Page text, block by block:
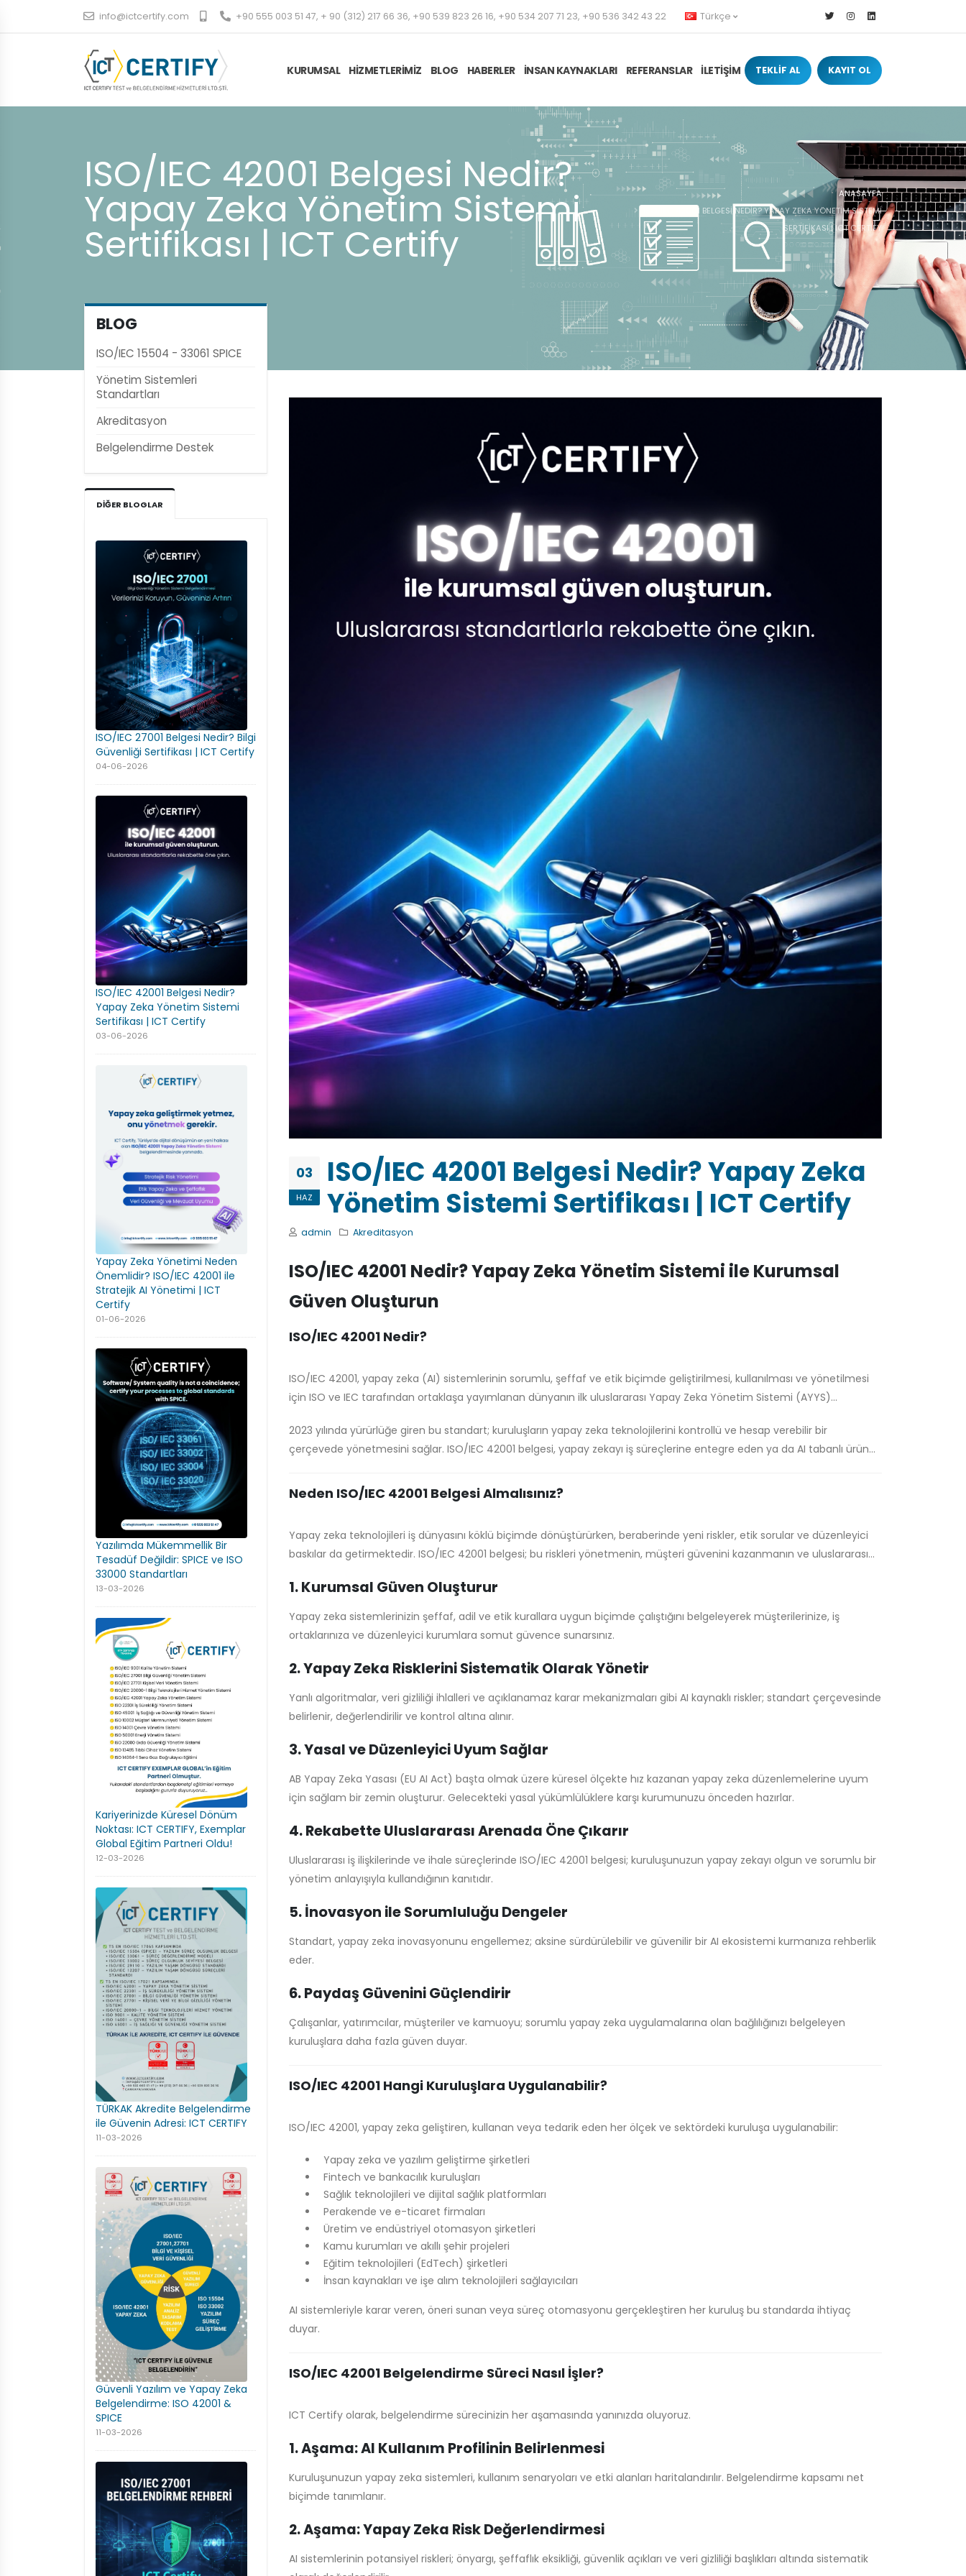
info@ictcertify.com +90 555 003 51 47, + 90 (312) 217 66 36, +90 539 823 26 16, +90 534 207 71 23, +90 536 342 43 22 Türkçe
KURUMSAL HİZMETLERİMİZ BLOG HABERLER İNSAN KAYNAKLARI REFERANSLAR İLETİŞİM TEKLİF AL KAYIT OL
ISO/IEC 42001 Belgesi Nedir?
Yapay Zeka Yönetim Sistemi
Sertifikası | ICT Certify
ANASAYFA
ISO/IEC 42001 BELGESI NEDIR? YAPAY ZEKA YÖNETIM SISTEMI
SERTIFIKASI | ICT CERTIFY
BLOG
ISO/IEC 15504 - 33061 SPICE
Yönetim Sistemleri
Standartları
Akreditasyon
Belgelendirme Destek
DIĞER BLOGLAR
ISO/IEC 27001 Belgesi Nedir? Bilgi
Güvenliği Sertifikası | ICT Certify
04-06-2026
ISO/IEC 42001 Belgesi Nedir?
Yapay Zeka Yönetim Sistemi
Sertifikası | ICT Certify
03-06-2026
Yapay Zeka Yönetimi Neden
Önemlidir? ISO/IEC 42001 ile
Stratejik AI Yönetimi | ICT
Certify
01-06-2026
Yazılımda Mükemmellik Bir
Tesadüf Değildir: SPICE ve ISO
33000 Standartları
13-03-2026
Kariyerinizde Küresel Dönüm
Noktası: ICT CERTIFY, Exemplar
Global Eğitim Partneri Oldu!
12-03-2026
TÜRKAK Akredite Belgelendirme
ile Güvenin Adresi: ICT CERTIFY
11-03-2026
Güvenli Yazılım ve Yapay Zeka
Belgelendirme: ISO 42001 &
SPICE
11-03-2026
03
HAZ
ISO/IEC 42001 Belgesi Nedir? Yapay Zeka
Yönetim Sistemi Sertifikası | ICT Certify
admin Akreditasyon
ISO/IEC 42001 Nedir? Yapay Zeka Yönetim Sistemi ile Kurumsal
Güven Oluşturun
ISO/IEC 42001 Nedir?
ISO/IEC 42001, yapay zeka (AI) sistemlerinin sorumlu, şeffaf ve etik biçimde geliştirilmesi, kullanılması ve yönetilmesi
için ISO ve IEC tarafından ortaklaşa yayımlanan dünyanın ilk uluslararası Yapay Zeka Yönetim Sistemi (AYYS)
2023 yılında yürürlüğe giren bu standart; kuruluşların yapay zeka teknolojilerini kontrollü ve hesap verebilir bir
çerçevede yönetmesini sağlar. ISO/IEC 42001 belgesi, yapay zekayı iş süreçlerine entegre eden ya da AI tabanlı ürün
Neden ISO/IEC 42001 Belgesi Almalısınız?
Yapay zeka teknolojileri iş dünyasını köklü biçimde dönüştürürken, beraberinde yeni riskler, etik sorular ve düzenleyici
baskılar da getirmektedir. ISO/IEC 42001 belgesi; bu riskleri yönetmenin, müşteri güvenini kazanmanın ve uluslararası
1. Kurumsal Güven Oluşturur
Yapay zeka sistemlerinizin şeffaf, adil ve etik kurallara uygun biçimde çalıştığını belgeleyerek müşterilerinize, iş
ortaklarınıza ve düzenleyici kurumlara somut güvence sunarsınız.
2. Yapay Zeka Risklerini Sistematik Olarak Yönetir
Yanlı algoritmalar, veri gizliliği ihlalleri ve açıklanamaz karar mekanizmaları gibi AI kaynaklı riskler; standart çerçevesinde
belirlenir, değerlendirilir ve kontrol altına alınır.
3. Yasal ve Düzenleyici Uyum Sağlar
AB Yapay Zeka Yasası (EU AI Act) başta olmak üzere küresel ölçekte hız kazanan yapay zeka düzenlemelerine uyum
için sağlam bir zemin oluşturur. Gelecekteki yasal yükümlülüklere karşı kurumunuzu önceden hazırlar.
4. Rekabette Uluslararası Arenada Öne Çıkarır
Uluslararası iş ilişkilerinde ve ihale süreçlerinde ISO/IEC 42001 belgesi; kuruluşunuzun yapay zekayı olgun ve sorumlu bir
yönetim anlayışıyla kullandığının kanıtıdır.
5. İnovasyon ile Sorumluluğu Dengeler
Standart, yapay zeka inovasyonunu engellemez; aksine sürdürülebilir ve güvenilir bir AI ekosistemi kurmanıza rehberlik
eder.
6. Paydaş Güvenini Güçlendirir
Çalışanlar, yatırımcılar, müşteriler ve kamuoyu; sorumlu yapay zeka uygulamalarına olan bağlılığınızı belgeleyen
kuruluşlara daha fazla güven duyar.
ISO/IEC 42001 Hangi Kuruluşlara Uygulanabilir?
ISO/IEC 42001, yapay zeka geliştiren, kullanan veya tedarik eden her ölçek ve sektördeki kuruluşa uygulanabilir:
Yapay zeka ve yazılım geliştirme şirketleri
Fintech ve bankacılık kuruluşları
Sağlık teknolojileri ve dijital sağlık platformları
Perakende ve e-ticaret firmaları
Üretim ve endüstriyel otomasyon şirketleri
Kamu kurumları ve akıllı şehir projeleri
Eğitim teknolojileri (EdTech) şirketleri
İnsan kaynakları ve işe alım teknolojileri sağlayıcıları
AI sistemleriyle karar veren, öneri sunan veya süreç otomasyonu gerçekleştiren her kuruluş bu standarda ihtiyaç
duyar.
ISO/IEC 42001 Belgelendirme Süreci Nasıl İşler?
ICT Certify olarak, belgelendirme sürecinizin her aşamasında yanınızda oluyoruz.
1. Aşama: AI Kullanım Profilinin Belirlenmesi
Kuruluşunuzun yapay zeka sistemleri, kullanım senaryoları ve etki alanları haritalandırılır. Belgelendirme kapsamı net
biçimde tanımlanır.
2. Aşama: Yapay Zeka Risk Değerlendirmesi
AI sistemlerinin potansiyel riskleri; önyargı, şeffaflık eksikliği, güvenlik açıkları ve veri gizliliği başlıkları altında sistematik